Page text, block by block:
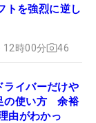
トを強烈に逆し
12時00分 46
ライバーだけや
の使い方 余裕
由がわかっ